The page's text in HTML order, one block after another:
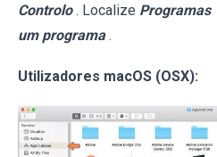
Controlo . Localize Programas
um programa .
Utilizadores macOS (OSX):